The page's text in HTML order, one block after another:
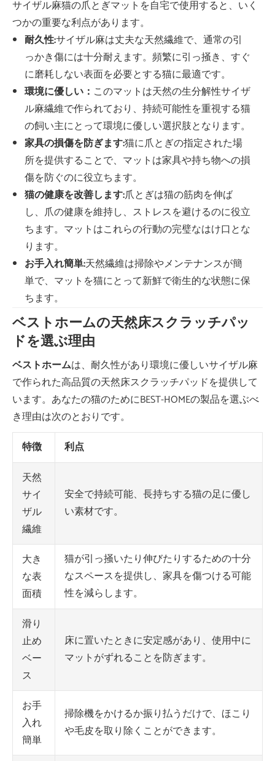
サイザル麻猫の爪とぎマットを自宅で使用すると、いく
つかの重要な利点があります。
耐久性:サイザル麻は丈夫な天然繊維で、通常の引
っかき傷には十分耐えます。頻繁に引っ掻き、すぐ
に磨耗しない表面を必要とする猫に最適です。
環境に優しい： このマットは天然の生分解性サイザ
ル麻繊維で作られており、持続可能性を重視する猫
の飼い主にとって環境に優しい選択肢となります。
家具の損傷を防ぎます:猫に爪とぎの指定された場
所を提供することで、マットは家具や持ち物への損
傷を防ぐのに役立ちます。
猫の健康を改善します:爪とぎは猫の筋肉を伸ば
し、爪の健康を維持し、ストレスを避けるのに役立
ちます。マットはこれらの行動の完璧なはけ口とな
ります。
お手入れ簡単:天然繊維は掃除やメンテナンスが簡
単で、マットを猫にとって新鮮で衛生的な状態に保
ちます。
ベストホームの天然床スクラッチパッ
ドを選ぶ理由
ベストホームは、耐久性があり環境に優しいサイザル麻
で作られた高品質の天然床スクラッチパッドを提供して
います。あなたの猫のためにBEST-HOMEの製品を選ぶべ
き理由は次のとおりです。
特徴
利点
天然
サイ
ザル
繊維
安全で持続可能、長持ちする猫の足に優し
い素材です。
大き
な表
面積
猫が引っ掻いたり伸びたりするための十分
なスペースを提供し、家具を傷つける可能
性を減らします。
滑り
止め
ベー
ス
床に置いたときに安定感があり、使用中に
マットがずれることを防ぎます。
お手
入れ
簡単
掃除機をかけるか振り払うだけで、ほこり
や毛皮を取り除くことができます。